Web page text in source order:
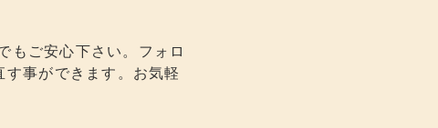
もご安心下さい。フォロ
事ができます。お気軽